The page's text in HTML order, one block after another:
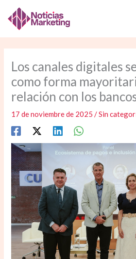
contenido
Los canales digitales
como forma
relación con los
17 de noviembre de 2025/Sin